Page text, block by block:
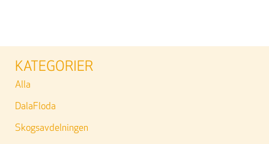
KATEGORIER
Alla
DalaFloda
Skogsavdelningen